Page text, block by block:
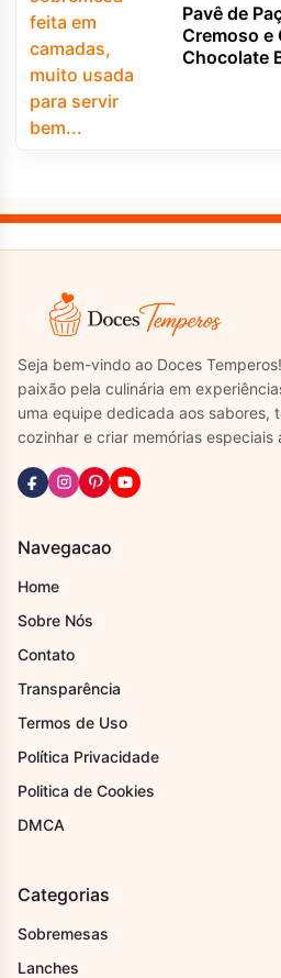
Pavê de
Cremoso e
Chocolate
Seja bem-vindo ao Doces
paixão pela culinária em
uma equipe dedicada aos sabores,
cozinhar e criar memórias especiais
Navegacao
Home
Sobre Nós
Contato
Transparência
Termos de Uso
Política Privacidade
Politica de Cookies
DMCA
Categorias
Sobremesas
Lanches